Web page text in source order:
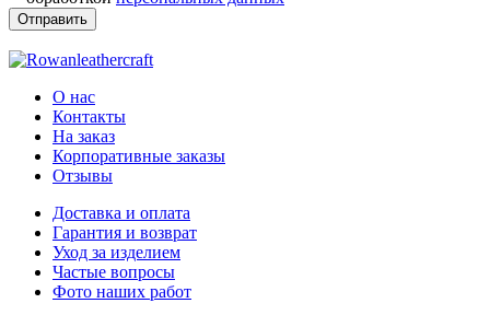
О нас
Контакты
На заказ
Корпоративные заказы
Отзывы
Доставка и оплата
Гарантия и возврат
Уход за изделием
Частые вопросы
Фото наших работ